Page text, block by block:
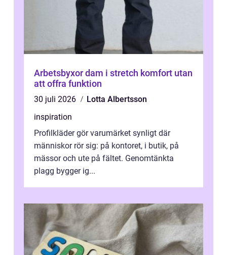
Arbetsbyxor dam i stretch komfort utan
att offra funktion
30 juli 2026
Lotta Albertsson
inspiration
Profilkläder gör varumärket synligt där
människor rör sig: på kontoret, i butik, på
mässor och ute på fältet. Genomtänkta
plagg bygger ig...